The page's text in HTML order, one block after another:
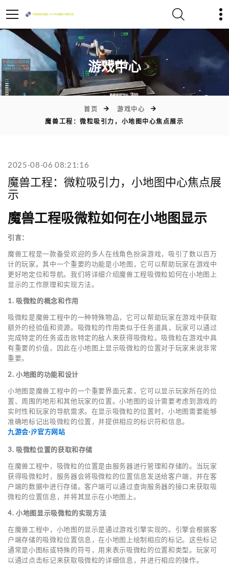
)
游戏中心
首页
游戏中心
魔兽工程：微粒吸引力，小地图中心焦点展示
2025-08-06 08:21:16
魔兽工程：微粒吸引力，小地图中心焦点展
示
魔兽工程吸微粒如何在小地图显示
引言：
魔兽工程是一款备受欢迎的多人在线角色扮演游戏，吸引了数以百万
计的玩家。其中一个重要的功能是小地图，它可以帮助玩家在游戏中
更好地定位和导航。我们将详细介绍魔兽工程吸微粒如何在小地图上
显示的工作原理和实现方法。
1. 吸微粒的概念和作用
吸微粒是魔兽工程中的一种特殊物品，它可以帮助玩家在游戏中获取
额外的经验值和资源。吸微粒的作用类似于任务道具，玩家可以通过
完成特定的任务或击败特定的敌人来获得吸微粒。吸微粒在游戏中具
有重要的价值，因此在小地图上显示吸微粒的位置对于玩家来说非常
重要。
2. 小地图的功能和设计
小地图是魔兽工程中的一个重要界面元素，它可以显示玩家所在的位
置、周围的地形和其他玩家的位置。小地图的设计需要考虑到游戏的
实时性和玩家的导航需求。在显示吸微粒的位置时，小地图需要能够
准确地标记出吸微粒的位置，并提供相应的标识符和信息。
九游会·j9官方网站
3. 吸微粒位置的获取和存储
在魔兽工程中，吸微粒的位置是由服务器进行管理和存储的。当玩家
获得吸微粒时，服务器会将吸微粒的位置信息发送给客户端，并在客
户端的数据中进行存储。客户端可以通过查询服务器的接口来获取吸
微粒的位置信息，并将其显示在小地图上。
4. 小地图显示吸微粒的实现方法
在魔兽工程中，小地图的显示是通过游戏引擎实现的。引擎会根据客
户端存储的吸微粒位置信息，在小地图上绘制相应的标记。这些标记
通常是小图标或特殊的符号，用来表示吸微粒的位置和类型。玩家可
以通过点击标记来获取吸微粒的详细信息，并进行相应的操作。